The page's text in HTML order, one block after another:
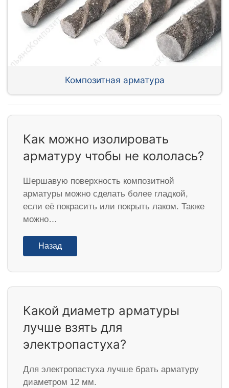
Композитная арматура
Как можно изолировать
арматуру чтобы не кололась?
Шершавую поверхность композитной
арматуры можно сделать более гладкой,
если её покрасить или покрыть лаком. Также
можно…
Назад
Какой диаметр арматуры
лучше взять для
электропастуха?
Для электропастуха лучше брать арматуру
диаметром 12 мм.